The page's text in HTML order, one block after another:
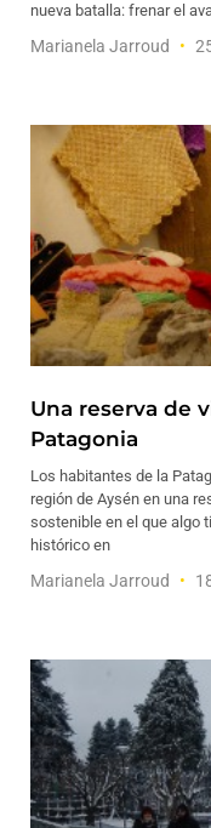
nueva batalla: frenar el
Marianela Jarroud
Una reserva de
Patagonia
Los habitantes de la
región de Aysén en una
sostenible en el que algo
histórico en
Marianela Jarroud